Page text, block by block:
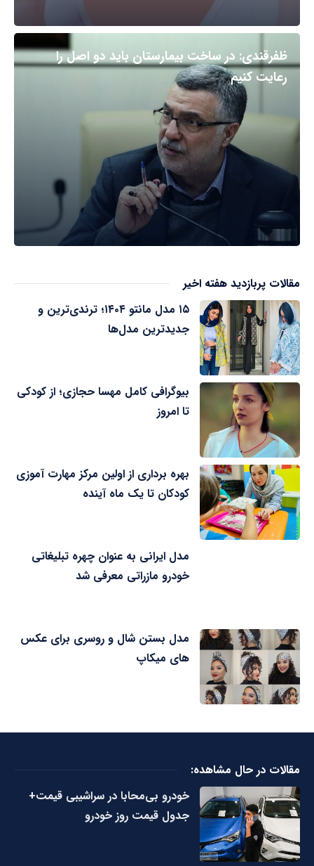
ظفرقندی: در ساخت بیمارستان باید دو اصل را
رعایت کنیم
مقالات پربازدید هفته اخیر
۱۵ مدل مانتو ۱۴۰۴؛ ترندی‌ترین و
جدیدترین مدل‌ها
بیوگرافی کامل مهسا حجازی؛ از کودکی
تا امروز
بهره برداری از اولین مرکز مهارت آموزی
کودکان تا یک ماه آینده
مدل ایرانی به عنوان چهره تبلیغاتی
خودرو مازراتی معرفی شد
مدل بستن شال و روسری برای عکس
های میکاپ
مقالات در حال مشاهده:
خودرو بی‌محابا در سراشیبی قیمت+
جدول قیمت روز خودرو